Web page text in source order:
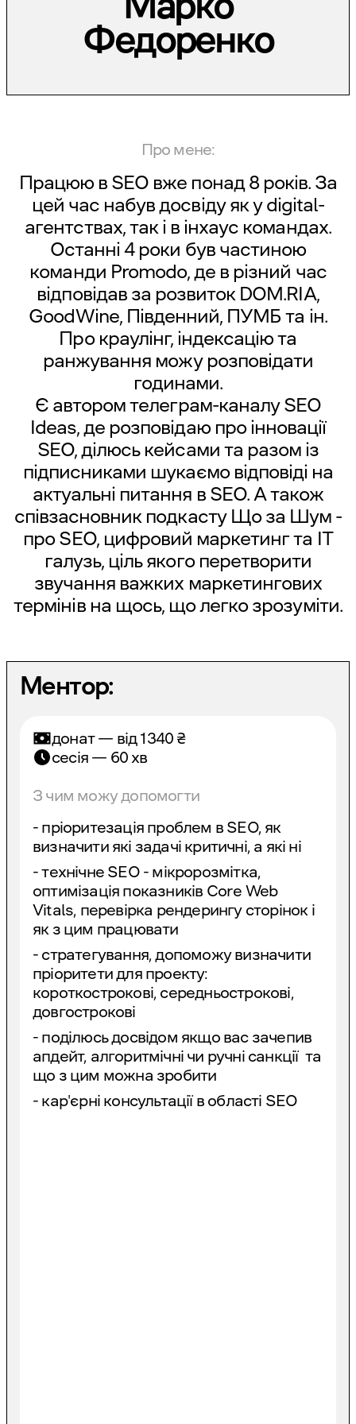
Федоренко
Про мене:
Працюю в SEO вже понад 8 років. За
цей час набув досвіду як у digital-
агентствах, так і в інхаус командах.
Останні 4 роки був частиною
команди Promodo, де в різний час
відповідав за розвиток DOM.RIA,
GoodWine, Південний, ПУМБ та ін.
Про краулінг, індексацію та
ранжування можу розповідати
годинами.
Є автором телеграм-каналу SEO
Ideas, де розповідаю про інновації
SEO, ділюсь кейсами та разом із
підписниками шукаємо відповіді на
актуальні питання в SEO. А також
співзасновник подкасту Що за Шум -
про SEO, цифровий маркетинг та ІТ
галузь, ціль якого перетворити
звучання важких маркетингових
термінів на щось, що легко зрозуміти.
Ментор:
донат — від 1340 ₴
сесія — 60 хв
З чим можу допомогти
- пріоритезація проблем в SEO, як
визначити які задачі критичні, а які ні
- технічне SEO - мікророзмітка,
оптимізація показників Core Web
Vitals, перевірка рендерингу сторінок і
як з цим працювати
- стратегування, допоможу визначити
пріоритети для проекту:
короткострокові, середньострокові,
довгострокові
- поділюсь досвідом якщо вас зачепив
апдейт, алгоритмічні чи ручні санкції та
що з цим можна зробити
- кар'єрні консультації в області SEO